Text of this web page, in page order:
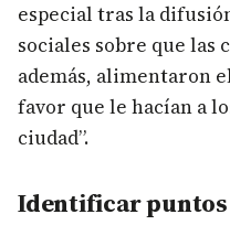
especial tras la
sociales sobre que
además, alimentaron
favor que le hacían a
ciudad”.
Identificar